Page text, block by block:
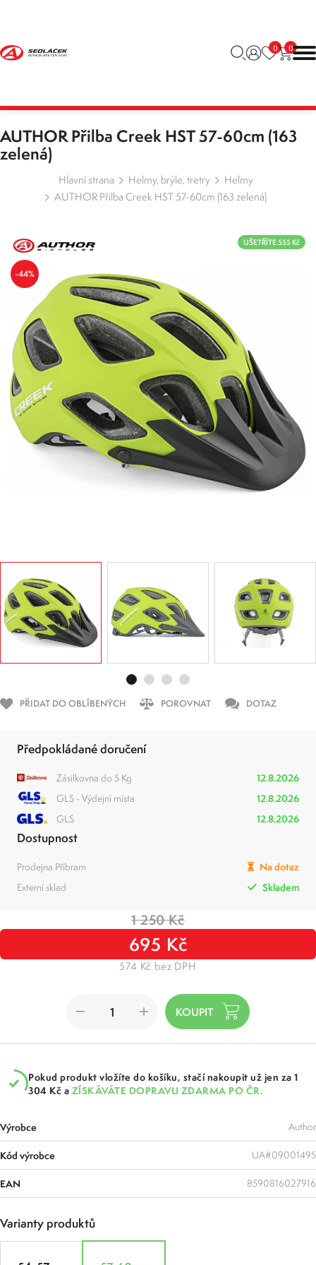
0 0
AUTHOR Přilba Creek HST 57-60cm (163
zelená)
Hlavní strana Helmy, brýle, tretry
Helmy
AUTHOR Přilba Creek HST 57-60cm (163 zelená)
-44%
UŠETŘÍTE 555 Kč
PŘIDAT DO OBLÍBENÝCH POROVNAT DOTAZ
Předpokládané doručení
Zásilkovna do 5 Kg
12.8.2026
GLS - Výdejní místa
12.8.2026
GLS
12.8.2026
Dostupnost
Prodejna Příbram
Na dotaz
Externí sklad
Skladem
1 250 Kč
695 Kč
574 Kč bez DPH
Pokud produkt vložíte do košíku, stačí nakoupit už jen za 1
304 Kč a ZÍSKÁVÁTE DOPRAVU ZDARMA PO ČR.
Výrobce Author
Kód výrobce UA#09001495
EAN 8590816027916
Varianty produktů